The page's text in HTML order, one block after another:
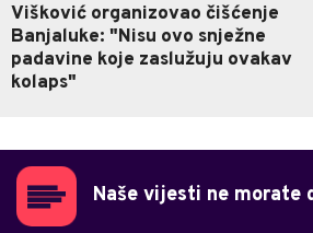
Višković organizovao čišćenje
Banjaluke: "Nisu ovo snježne
padavine koje zaslužuju ovakav
kolaps"
Naše vijesti ne morate